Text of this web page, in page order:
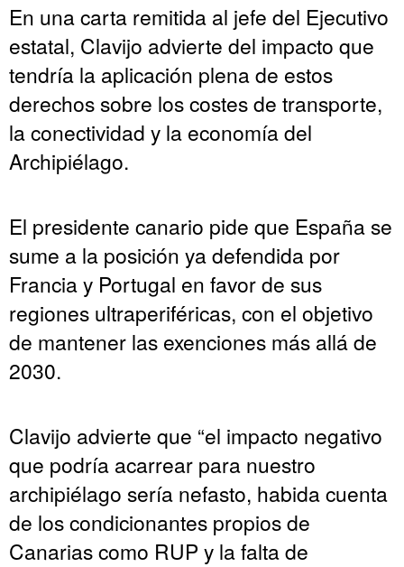
En una carta remitida al jefe del Ejecutivo
estatal, Clavijo advierte del impacto que
tendría la aplicación plena de estos
derechos sobre los costes de transporte,
la conectividad y la economía del
Archipiélago.
El presidente canario pide que España se
sume a la posición ya defendida por
Francia y Portugal en favor de sus
regiones ultraperiféricas, con el objetivo
de mantener las exenciones más allá de
2030.
Clavijo advierte que “el impacto negativo
que podría acarrear para nuestro
archipiélago sería nefasto, habida cuenta
de los condicionantes propios de
Canarias como RUP y la falta de